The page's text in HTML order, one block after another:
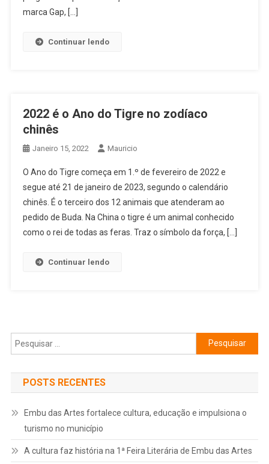
marca Gap, […]
Continuar lendo
2022 é o Ano do Tigre no zodíaco
chinês
Janeiro 15, 2022 Mauricio
O Ano do Tigre começa em 1.º de fevereiro de 2022 e
segue até 21 de janeiro de 2023, segundo o calendário
chinês. É o terceiro dos 12 animais que atenderam ao
pedido de Buda. Na China o tigre é um animal conhecido
como o rei de todas as feras. Traz o símbolo da força, […]
Continuar lendo
Pesquisar
por:
POSTS RECENTES
Embu das Artes fortalece cultura, educação e impulsiona o
turismo no município
A cultura faz história na 1ª Feira Literária de Embu das Artes